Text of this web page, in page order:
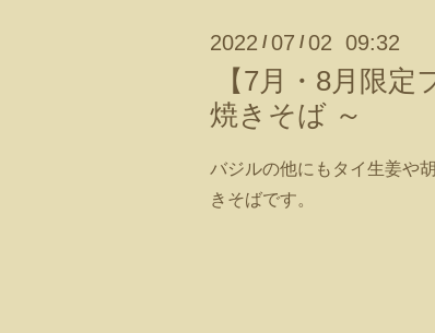
2022 /07 /02 09:32
【7月・8月限
焼きそば ～
バジルの他にもタイ生姜や
きそばです。